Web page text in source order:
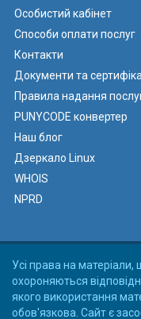
Особистий кабінет
Способи оплати послуг
Контакти
Документи та
Правила надання
PUNYCODE конвертер
Наш блог
Дзеркало Linux
WHOIS
NPRD
Усі права на матеріали,
охороняються
якого використання
обов'язкова. Сайт є